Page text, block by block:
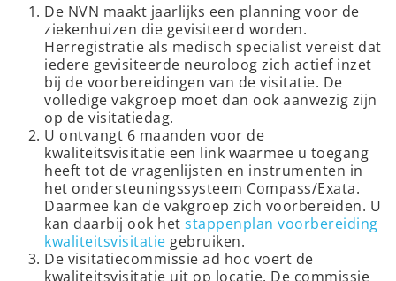
De NVN maakt jaarlijks een planning voor de
ziekenhuizen die gevisiteerd worden.
Herregistratie als medisch specialist vereist dat
iedere gevisiteerde neuroloog zich actief inzet
bij de voorbereidingen van de visitatie. De
volledige vakgroep moet dan ook aanwezig zijn
op de visitatiedag.
U ontvangt 6 maanden voor de
kwaliteitsvisitatie een link waarmee u toegang
heeft tot de vragenlijsten en instrumenten in
het ondersteuningssysteem Compass/Exata.
Daarmee kan de vakgroep zich voorbereiden. U
kan daarbij ook het stappenplan voorbereiding
kwaliteitsvisitatie gebruiken.
De visitatiecommissie ad hoc voert de
kwaliteitsvisitatie uit op locatie. De commissie